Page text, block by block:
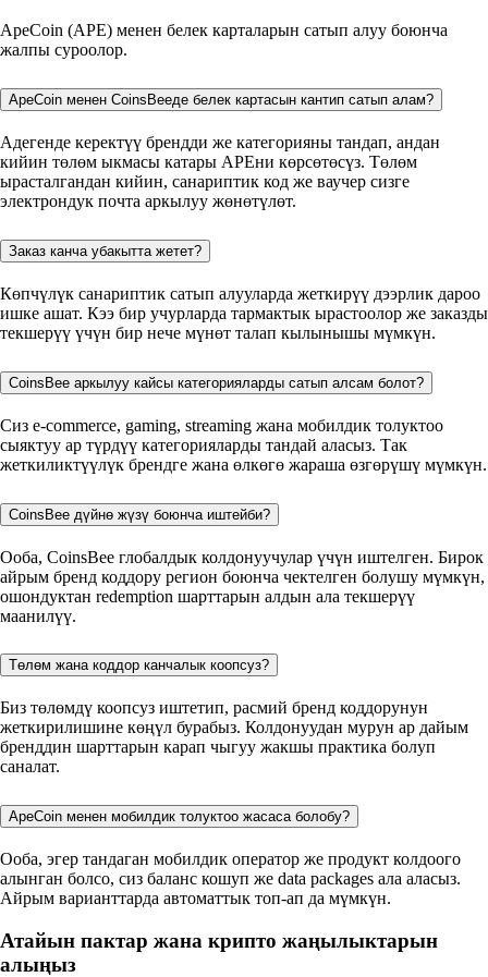
ApeCoin (APE) менен белек карталарын сатып алуу боюнча
жалпы суроолор.
ApeCoin менен CoinsBeeде белек картасын кантип сатып алам?
Адегенде керектүү брендди же категорияны тандап, андан
кийин төлөм ыкмасы катары APEни көрсөтөсүз. Төлөм
ырасталгандан кийин, санариптик код же ваучер сизге
электрондук почта аркылуу жөнөтүлөт.
Заказ канча убакытта жетет?
Көпчүлүк санариптик сатып алууларда жеткирүү дээрлик дароо
ишке ашат. Кээ бир учурларда тармактык ырастоолор же заказды
текшерүү үчүн бир нече мүнөт талап кылынышы мүмкүн.
CoinsBee аркылуу кайсы категорияларды сатып алсам болот?
Сиз e-commerce, gaming, streaming жана мобилдик толуктоо
сыяктуу ар түрдүү категорияларды тандай аласыз. Так
жеткиликтүүлүк брендге жана өлкөгө жараша өзгөрүшү мүмкүн.
CoinsBee дүйнө жүзү боюнча иштейби?
Ооба, CoinsBee глобалдык колдонуучулар үчүн иштелген. Бирок
айрым бренд коддору регион боюнча чектелген болушу мүмкүн,
ошондуктан redemption шарттарын алдын ала текшерүү
маанилүү.
Төлөм жана коддор канчалык коопсуз?
Биз төлөмдү коопсуз иштетип, расмий бренд коддорунун
жеткирилишине көңүл бурабыз. Колдонуудан мурун ар дайым
бренддин шарттарын карап чыгуу жакшы практика болуп
саналат.
ApeCoin менен мобилдик толуктоо жасаса болобу?
Ооба, эгер тандаган мобилдик оператор же продукт колдоого
алынган болсо, сиз баланс кошуп же data packages ала аласыз.
Айрым варианттарда автоматтык топ-ап да мүмкүн.
Атайын пактар жана крипто жаңылыктарын
алыңыз